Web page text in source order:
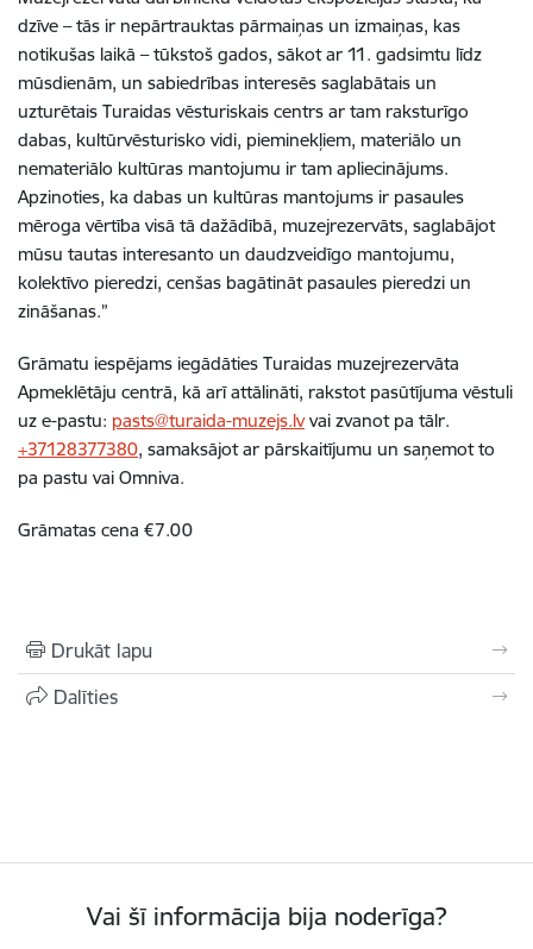
dzīve – tās ir nepārtrauktas pārmaiņas un izmaiņas, kas
notikušas laikā – tūkstoš gados, sākot ar 11. gadsimtu līdz
mūsdienām, un sabiedrības interesēs saglabātais un
uzturētais Turaidas vēsturiskais centrs ar tam raksturīgo
dabas, kultūrvēsturisko vidi, pieminekļiem, materiālo un
nemateriālo kultūras mantojumu ir tam apliecinājums.
Apzinoties, ka dabas un kultūras mantojums ir pasaules
mēroga vērtība visā tā dažādībā, muzejrezervāts, saglabājot
mūsu tautas interesanto un daudzveidīgo mantojumu,
kolektīvo pieredzi, cenšas bagātināt pasaules pieredzi un
zināšanas.”
Grāmatu iespējams iegādāties Turaidas muzejrezervāta
Apmeklētāju centrā, kā arī attālināti, rakstot pasūtījuma vēstuli
uz e-pastu: pasts@turaida-muzejs.lvvai zvanot pa tālr.
+37128377380, samaksājot ar pārskaitījumu un saņemot to
pa pastu vai Omniva.
Grāmatas cena €7.00
Drukāt lapu
Dalīties
Vai šī informācija bija noderīga?